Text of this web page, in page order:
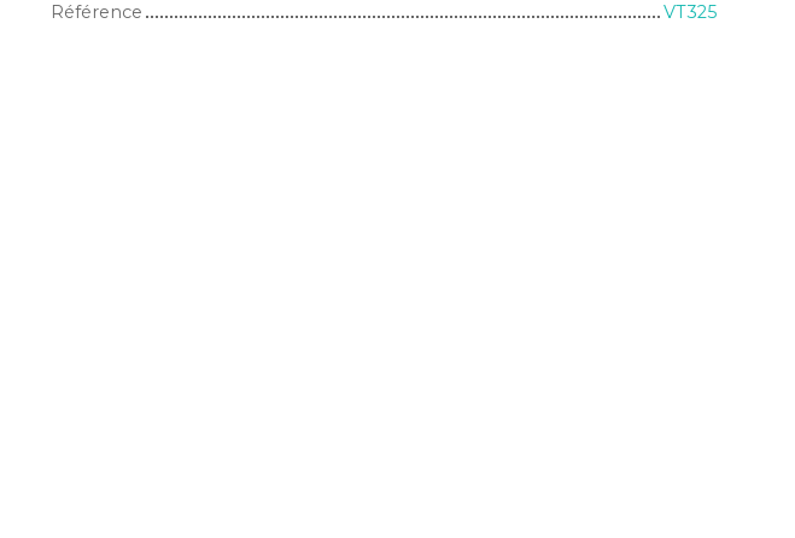
Référence
VT325